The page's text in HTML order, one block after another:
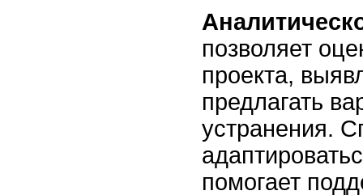
позволяет
проекта,
предлагать
устранения.
помогает